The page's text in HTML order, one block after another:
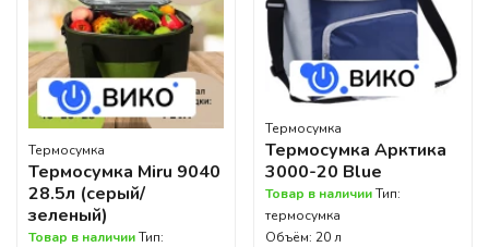
Термосумка
Термосумка Miru 9040
28.5л (серый/
зеленый)
Товар в наличииТип:
Термосумка
Термосумка Арктика
3000-20 Blue
Товар в наличииТип:
термосумка
Объём: 20 л